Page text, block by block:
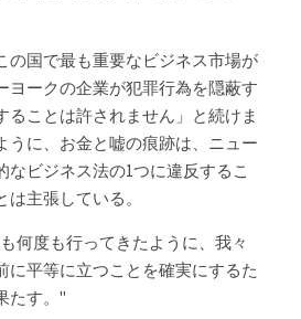
の国で最も重要なビジネス市場が
ヨークの企業が犯罪行為を隠蔽す
ることは許されません」と続けま
うに、お金と嘘の痕跡は、ニュー
なビジネス法の1つに違反するこ
主張している。
何度も行ってきたように、我々
に平等に立つことを確実にするた
たす。"